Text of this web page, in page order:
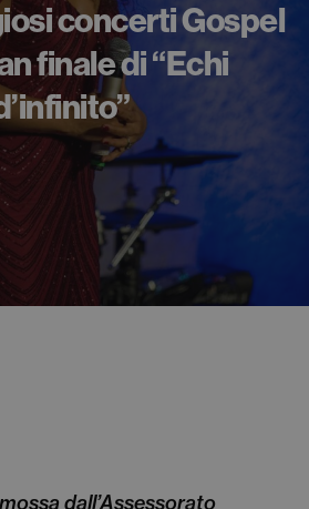
concerti Gospel
finale di “Echi
dall’Assessorato